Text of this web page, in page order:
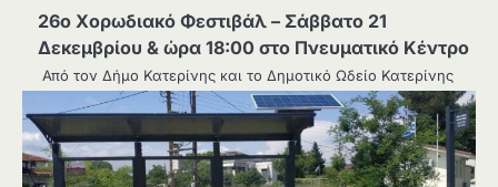
26ο Χορωδιακό Φεστιβάλ – Σάββατο 21
Δεκεμβρίου & ώρα 18:00 στο Πνευματικό Κέντρο
Από τον Δήμο Κατερίνης και το Δημοτικό Ωδείο Κατερίνης